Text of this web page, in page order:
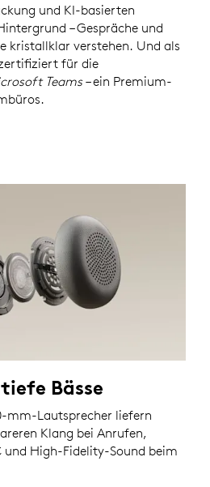
und KI-basierten
– Gespräche und
kristallklar verstehen. Und als
für die
Teams– ein Premium-
Bässe
mm-Lautsprecher liefern
Klang bei Anrufen,
und High-Fidelity-Sound beim